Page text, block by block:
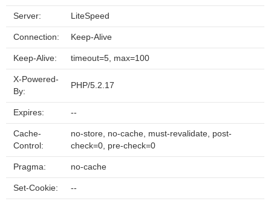
Server: LiteSpeed
Connection: Keep-Alive
Keep-Alive: timeout=5, max=100
X-Powered-
By:
PHP/5.2.17
Expires: --
Cache-
Control:
no-store, no-cache, must-revalidate, post-
check=0, pre-check=0
Pragma: no-cache
Set-Cookie: --